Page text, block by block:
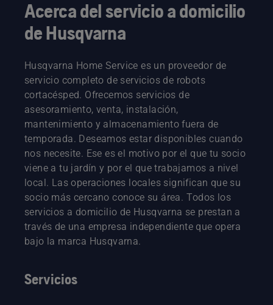
Acerca del servicio a domicilio
de Husqvarna
Husqvarna Home Service es un proveedor de
servicio completo de servicios de robots
cortacésped. Ofrecemos servicios de
asesoramiento, venta, instalación,
mantenimiento y almacenamiento fuera de
temporada. Deseamos estar disponibles cuando
nos necesite. Ese es el motivo por el que tu socio
viene a tu jardín y por el que trabajamos a nivel
local. Las operaciones locales significan que su
socio más cercano conoce su área. Todos los
servicios a domicilio de Husqvarna se prestan a
través de una empresa independiente que opera
bajo la marca Husqvarna.
Servicios